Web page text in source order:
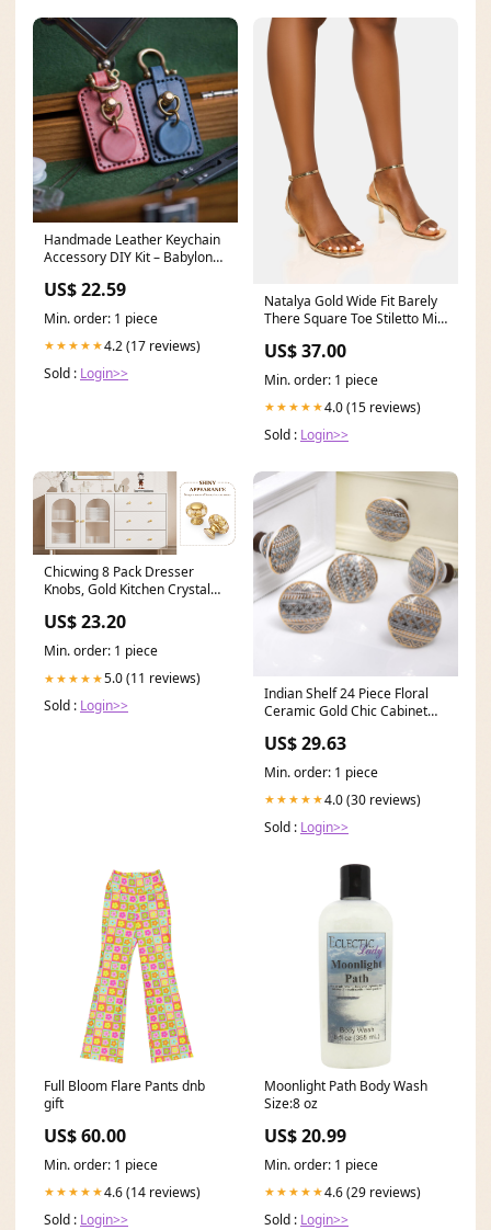
Handmade Leather Keychain
Accessory DIY Kit – Babylon
Style:Brown & Crazy Horse &
Lanyard
US$ 22.59
Min. order: 1 piece
★★★★★4.2 (17 reviews)
Sold : Login>>
Natalya Gold Wide Fit Barely
There Square Toe Stiletto Mid
42
US$ 37.00
Min. order: 1 piece
★★★★★4.0 (15 reviews)
Sold : Login>>
Chicwing 8 Pack Dresser
Knobs, Gold Kitchen Crystal
US$ 23.20
Min. order: 1 piece
★★★★★5.0 (11 reviews)
Sold : Login>>
Indian Shelf 24 Piece Floral
Ceramic Gold Chic Cabinet
US$ 29.63
Min. order: 1 piece
★★★★★4.0 (30 reviews)
Sold : Login>>
Full Bloom Flare Pants dnb
gift
US$ 60.00
Min. order: 1 piece
★★★★★4.6 (14 reviews)
Sold : Login>>
Moonlight Path Body Wash
Size:8 oz
US$ 20.99
Min. order: 1 piece
★★★★★4.6 (29 reviews)
Sold : Login>>